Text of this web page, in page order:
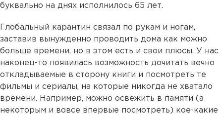
буквально на днях исполнилось 65 лет.
Глобальный карантин связал по рукам и ногам,
заставив вынужденно проводить дома как можно
больше времени, но в этом есть и свои плюсы. У нас
наконец-то появилась возможность дочитать вечно
откладываемые в сторону книги и посмотреть те
фильмы и сериалы, на которые никогда не хватало
времени. Например, можно освежить в памяти (а
некоторым и вовсе впервые посмотреть) кое-какие